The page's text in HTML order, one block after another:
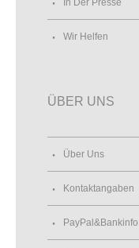
In Der Presse
Wir Helfen
ÜBER UNS
Über Uns
Kontaktangaben
PayPal&Bankinfo